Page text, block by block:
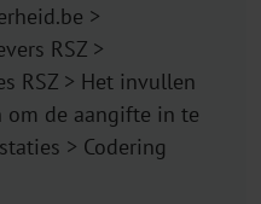
>
RSZ >
RSZ > Het invullen
de aangifte in te
> Codering